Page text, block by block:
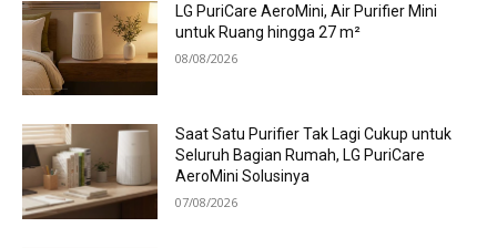
LG PuriCare AeroMini, Air Purifier Mini
untuk Ruang hingga 27 m²
08/08/2026
Saat Satu Purifier Tak Lagi Cukup untuk
Seluruh Bagian Rumah, LG PuriCare
AeroMini Solusinya
07/08/2026